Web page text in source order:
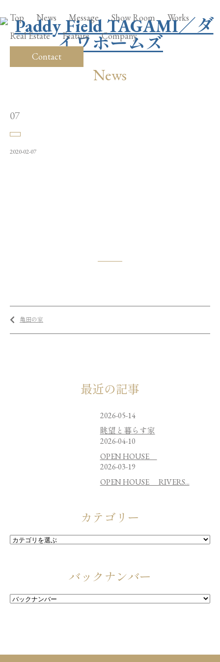
Top News Message Show Room
Works
Real Estate
Feature
Company
Contact
News
07
2020-02-07
亀田の家
最近の記事
2026-05-14
眺望と暮らす家
2026-04-10
OPEN HOUSE
2026-03-19
OPEN HOUSE RIVERS...
カテゴリー
バックナンバー